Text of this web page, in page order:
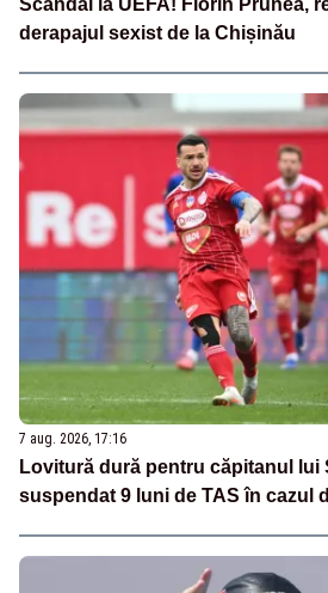
derapajul sexist de la Chișinău
7 aug. 2026, 17:16
Lovitură dură pentru căpitanul lui
suspendat 9 luni de TAS în cazul